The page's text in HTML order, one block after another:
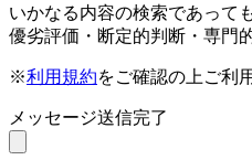
いかなる内容の検索であって
優劣評価・断定的判断・専門
※利用規約をご確認の上ご利
メッセージ送信完了